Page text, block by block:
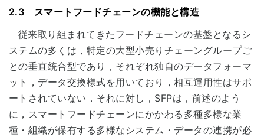
2.3 スマートフードチェーンの機能と構造
従来取り組まれてきたフードチェーンの基盤となるシ
ステムの多くは，特定の大型小売りチェーングループご
との垂直統合型であり，それぞれ独自のデータフォーマ
ット，データ交換様式を用いており，相互運用性はサポ
ートされていない．それに対し，SFPは，前述のよう
に，スマートフードチェーンにかかわる多種多様な業
種・組織が保有する多様なシステム・データの連携が必